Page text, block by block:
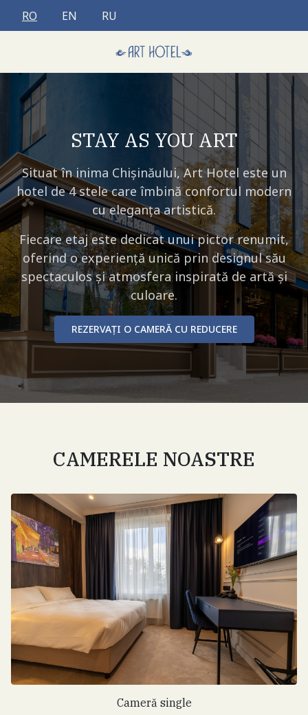
Selectați limba dvs
RO EN RU
STAY AS YOU ART
Situat în inima Chișinăului, Art Hotel este un
hotel de 4 stele care îmbină confortul modern
cu eleganța artistică.
Fiecare etaj este dedicat unui pictor renumit,
oferind o experiență unică prin designul său
spectaculos și atmosfera inspirată de artă și
culoare.
REZERVAȚI O CAMERĂ CU REDUCERE
CAMERELE NOASTRE
Cameră single